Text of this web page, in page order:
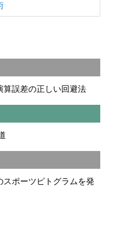
算誤差の正しい回避法
ポーツピトグラムを発